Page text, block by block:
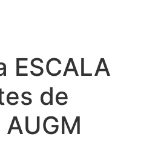
ESCALA
de